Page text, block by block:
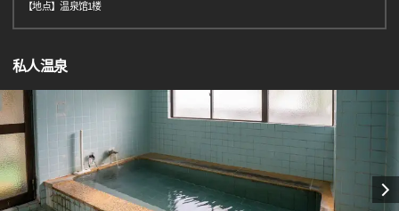
【地点】温泉馆1楼
私人温泉